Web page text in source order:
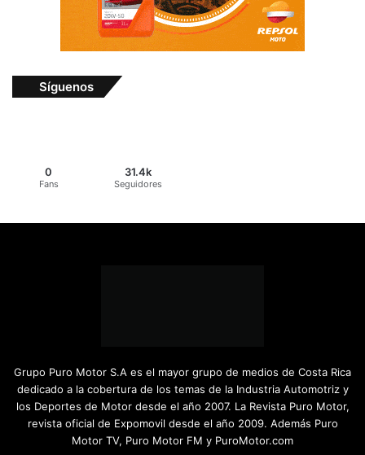
Síguenos
0
Fans
31.4k
Seguidores
Grupo Puro Motor S.A es el mayor grupo de medios de Costa Rica
dedicado a la cobertura de los temas de la Industria Automotriz y
los Deportes de Motor desde el año 2007. La Revista Puro Motor,
revista oficial de Expomovil desde el año 2009. Además Puro
Motor TV, Puro Motor FM y PuroMotor.com